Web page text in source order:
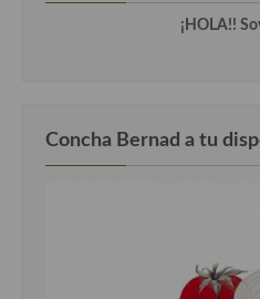
¡HOLA!!
Concha Bernad a tu